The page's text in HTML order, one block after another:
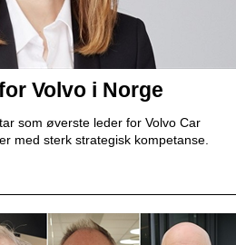
Volvo i Norge
som øverste leder for Volvo Car
med sterk strategisk kompetanse.